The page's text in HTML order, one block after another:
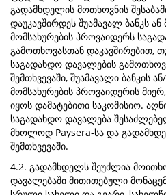
გადამხდელის მოთხოვნის
დაუკავშირდეს შუამავალ ბანკს
მომსახურების პროვაიდერს
გამოთხოვასთან დაკავშირებით,
საგადახდო დავალების
შემთხვევაში, შუამავალი ბანკის
მომსახურების პროვაიდერის
იყოს დამატებითი საკომისიო.
საგადახდო დავალება
მხოლოდ Paysera-სა და
შემთხვევაში.
4.2. გადამხდელს შეუძლია
დავალებაში მითითებული